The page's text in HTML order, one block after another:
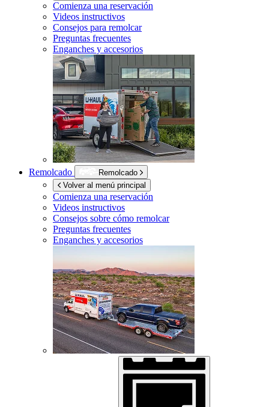
Comienza una reservación
Videos instructivos
Consejos para remolcar
Preguntas frecuentes
Enganches y accesorios
Remolcado
Remolcado
Volver al menú principal
Comienza una reservación
Videos instructivos
Consejos sobre cómo remolcar
Preguntas frecuentes
Enganches y accesorios